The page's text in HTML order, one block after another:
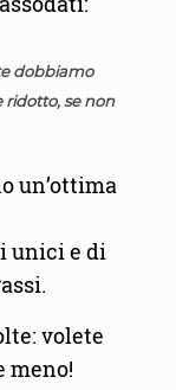
dobbiamo
ridotto, se non
un’ottima
unici e di
volete
meno!